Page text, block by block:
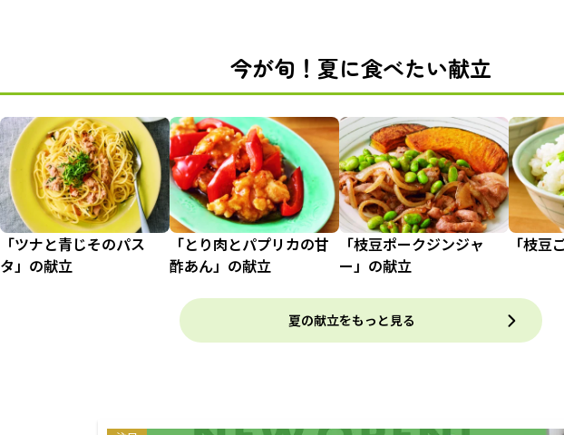
今が旬！夏に食べたい献立
「ツナと青じそのパス
タ」の献立
「とり肉とパプリカの甘
酢あん」の献立
「枝豆ポークジンジャ
ー」の献立
「枝豆
夏の献立をもっと見る